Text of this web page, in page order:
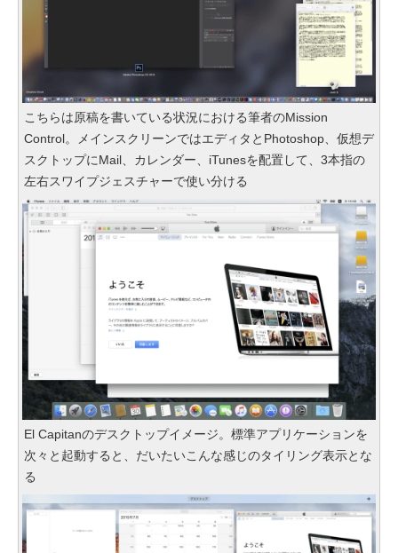
こちらは原稿を書いている状況における筆者のMission
Control。メインスクリーンではエディタとPhotoshop、仮想デ
スクトップにMail、カレンダー、iTunesを配置して、3本指の
左右スワイプジェスチャーで使い分ける
El Capitanのデスクトップイメージ。標準アプリケーションを
次々と起動すると、だいたいこんな感じのタイリング表示とな
る